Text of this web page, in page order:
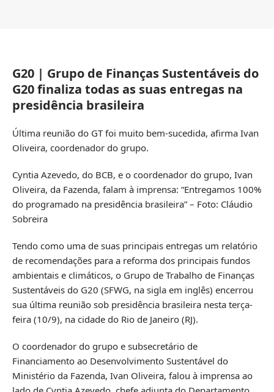
G20 | Grupo de Finanças Sustentáveis do
G20 finaliza todas as suas entregas na
presidência brasileira
Última reunião do GT foi muito bem-sucedida, afirma Ivan
Oliveira, coordenador do grupo.
Cyntia Azevedo, do BCB, e o coordenador do grupo, Ivan
Oliveira, da Fazenda, falam à imprensa: “Entregamos 100%
do programado na presidência brasileira” – Foto: Cláudio
Sobreira
Tendo como uma de suas principais entregas um relatório
de recomendações para a reforma dos principais fundos
ambientais e climáticos, o Grupo de Trabalho de Finanças
Sustentáveis do G20 (SFWG, na sigla em inglês) encerrou
sua última reunião sob presidência brasileira nesta terça-
feira (10/9), na cidade do Rio de Janeiro (RJ).
O coordenador do grupo e subsecretário de
Financiamento ao Desenvolvimento Sustentável do
Ministério da Fazenda, Ivan Oliveira, falou à imprensa ao